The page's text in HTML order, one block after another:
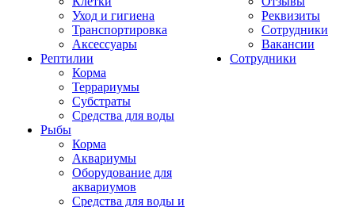
Уход и гигиена
Транспортировка
Аксессуары
Рептилии
Корма
Террариумы
Субстраты
Средства для воды
Рыбы
Корма
Аквариумы
Оборудование для
аквариумов
Средства для воды и
Реквизиты
Сотрудники
Вакансии
Сотрудники